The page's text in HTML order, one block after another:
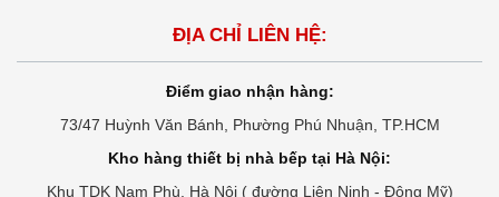
ĐỊA CHỈ LIÊN HỆ:
Điểm giao nhận hàng:
73/47 Huỳnh Văn Bánh, Phường Phú Nhuận, TP.HCM
Kho hàng thiết bị nhà bếp tại Hà Nội:
Khu TDK Nam Phù, Hà Nội ( đường Liên Ninh - Đông Mỹ)